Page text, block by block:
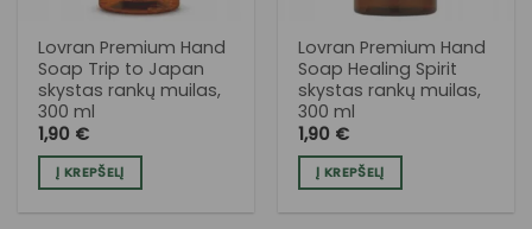
Lovran Premium Hand
Soap Trip to Japan
skystas rankų muilas,
300 ml
1,90 €
Į KREPŠELĮ
Lovran Premium Hand
Soap Healing Spirit
skystas rankų muilas,
300 ml
1,90 €
Į KREPŠELĮ